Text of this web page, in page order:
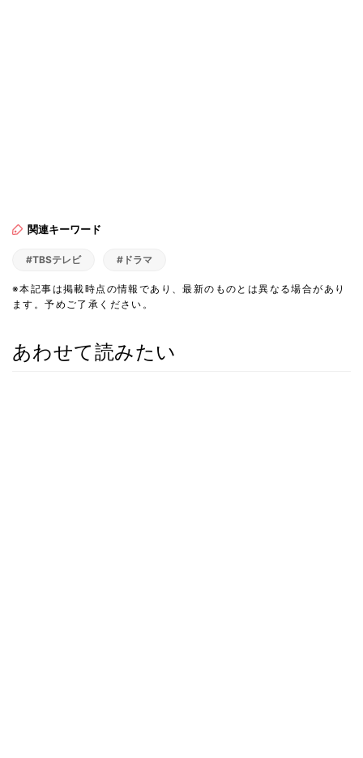
関連キーワード
#TBSテレビ #ドラマ
※本記事は掲載時点の情報であり、最新のものとは異なる場合があり
ます。予めご了承ください。
あわせて読みたい